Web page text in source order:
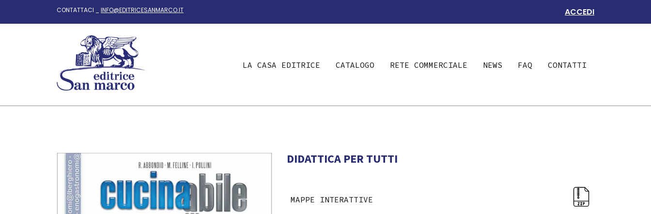
CONTATTACI _ INFO@EDITRICESANMARCO.IT ACCEDI
LA CASA EDITRICE CATALOGO RETE COMMERCIALE NEWS FAQ CONTATTI
DIDATTICA PER TUTTI
MAPPE INTERATTIVE